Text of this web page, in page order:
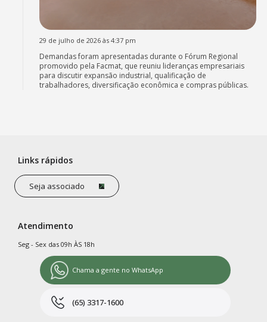
29 de julho de 2026 às 4:37 pm
Demandas foram apresentadas durante o Fórum Regional
promovido pela Facmat, que reuniu lideranças empresariais
para discutir expansão industrial, qualificação de
trabalhadores, diversificação econômica e compras públicas.
Links rápidos
Seja associado
Atendimento
Seg - Sex das 09h ÀS 18h
Chama a gente no WhatsApp
(65) 3317-1600